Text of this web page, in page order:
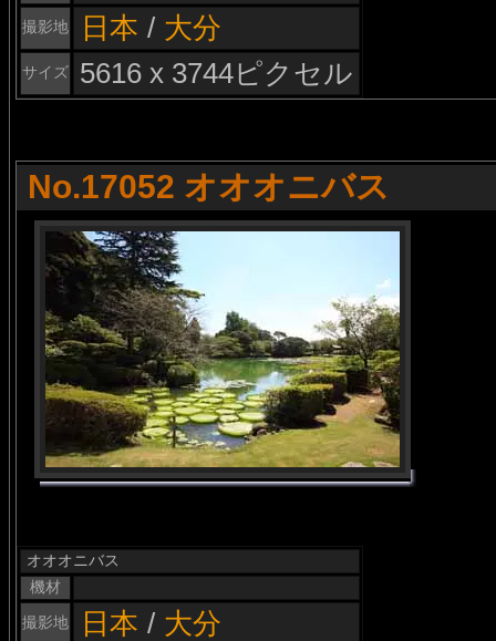
撮影地 日本 / 大分
サイズ 5616 x 3744ピクセル
No.17052 オオオニバス
オオオニバス
機材
撮影地
日本 / 大分